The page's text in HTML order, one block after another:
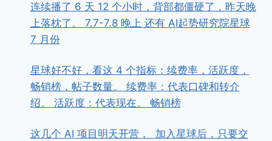
连续播了 6 天 12 个小时，背部都僵硬了，昨天晚
上落枕了。 7.7-7.8 晚上 还有 AI起势研究院星球
7 月份
星球好不好，看这 4 个指标：续费率，活跃度，
畅销榜，帖子数量。 续费率：代表口碑和转介
绍。 活跃度：代表现在。 畅销榜
这几个 AI 项目明天开营， ​ ​加入星球后，只要交